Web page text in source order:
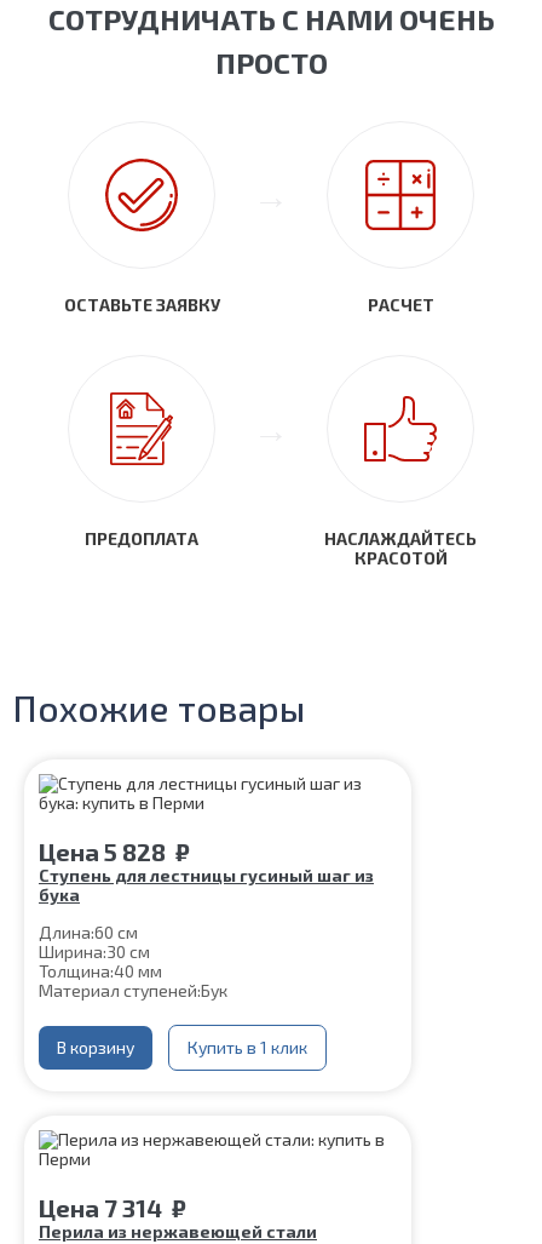
СОТРУДНИЧАТЬ С НАМИ ОЧЕНЬ
ПРОСТО
ОСТАВЬТЕ ЗАЯВКУ РАСЧЕТ
ПРЕДОПЛАТА
НАСЛАЖДАЙТЕСЬ
КРАСОТОЙ
Похожие товары
Цена 5 828 ₽
Ступень для лестницы гусиный шаг из
бука
Длина:60 см
Ширина:30 см
Толщина:40 мм
Материал ступеней:Бук
В корзину Купить в 1 клик
Цена 7 314 ₽
Перила из нержавеющей стали